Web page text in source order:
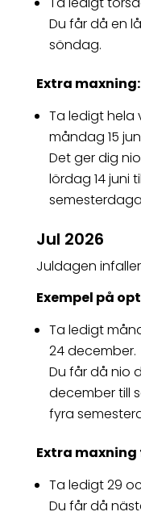
Du får då en
söndag.
Extra maxning:
Ta ledigt hela
måndag 15
Det ger dig
lördag 14 juni
Jul 2026
Juldagen
Exempel på
Ta ledigt
24 december.
Du får då nio
december till
fyra
Extra
Ta ledigt 29
Du får då